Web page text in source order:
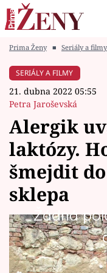
Módní alarm
Témata
Celebrity
Vztahy
Seriály
Prima Ženy ■ Seriály a filmy
SERIÁLY A FILMY
21. dubna 2022 05:55
Petra Jaroševská
Alergik
laktózy.
šmejdit
sklepa
Žádná
Ve čtvrtek se
hostitel Honza.
představit